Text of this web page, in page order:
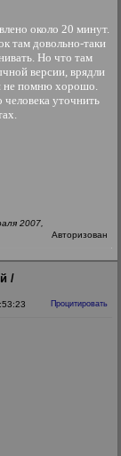
около 20 минут.
там довольно-таки
Но что там
версии, врядли
не помню хорошо.
человека уточнить
2007,
Авторизован
/
Процитировать